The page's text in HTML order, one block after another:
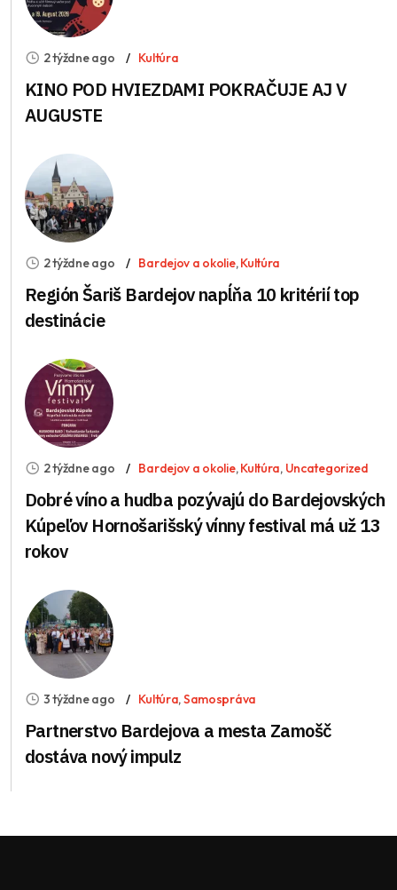
2 týždne ago Kultúra
KINO POD HVIEZDAMI POKRAČUJE AJ V
AUGUSTE
2 týždne ago Bardejov a okolie,Kultúra
Región Šariš Bardejov napĺňa 10 kritérií top
destinácie
2 týždne ago Bardejov a okolie,Kultúra, Uncategorized
Dobré víno a hudba pozývajú do Bardejovských
Kúpeľov Hornošarišský vínny festival má už 13
rokov
3 týždne ago Kultúra,Samospráva
Partnerstvo Bardejova a mesta Zamošč
dostáva nový impulz